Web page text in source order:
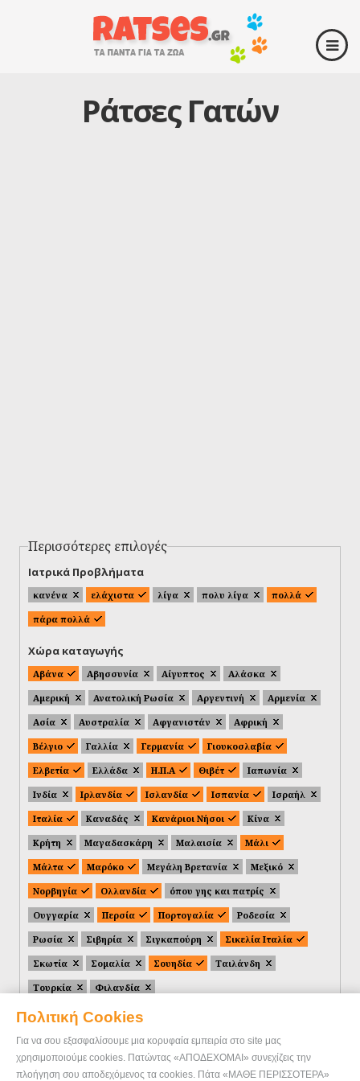
Πολιτική Cookies
Για να σου εξασφαλίσουμε μια κορυφαία εμπειρία στο site μας
χρησιμοποιούμε cookies. Πατώντας «ΑΠΟΔΕΧΟΜΑΙ» συνεχίζεις την
πλοήγηση σου αποδεχόμενος τα cookies. Πάτα «ΜΑΘΕ ΠΕΡΙΣΣΟΤΕΡΑ»
Ράτσες Γατών
Περισσότερες επιλογές
Ιατρικά Προβλήματα
κανένα ελάχιστα λίγα πολυ λίγα
πολλά
πάρα πολλά
Χώρα καταγωγής
Αβάνα Αβησσυνία Αίγυπτος
Αλάσκα
Αμερική
Ανατολική Ρωσία Αργεντινή
Αρμενία
Ασία
Αυστραλία Αφγανιστάν
Αφρική
Βέλγιο
Γαλλία Γερμανία
Γιουκοσλαβία
Ελβετία
Ελλάδα Η.Π.Α Θιβέτ
Ιαπωνία
Ινδία
Ιρλανδία Ισλανδία Ισπανία
Ισραήλ
Ιταλία
Καναδάς Κανάριοι Νήσοι
Κίνα
Κρήτη
Μαγαδασκάρη Μαλαισία
Μάλι
Μάλτα
Μαρόκο Μεγάλη Βρετανία
Μεξικό
Νορβηγία
Ολλανδία
όπου γης και πατρίς
Ουγγαρία
Περσία Πορτογαλία
Ροδεσία
Ρωσία
Σιβηρία Σιγκαπούρη
Σικελία Ιταλία
Σκωτία
Σομαλία Σουηδία
Ταιλάνδη
Τουρκία
Φιλανδία